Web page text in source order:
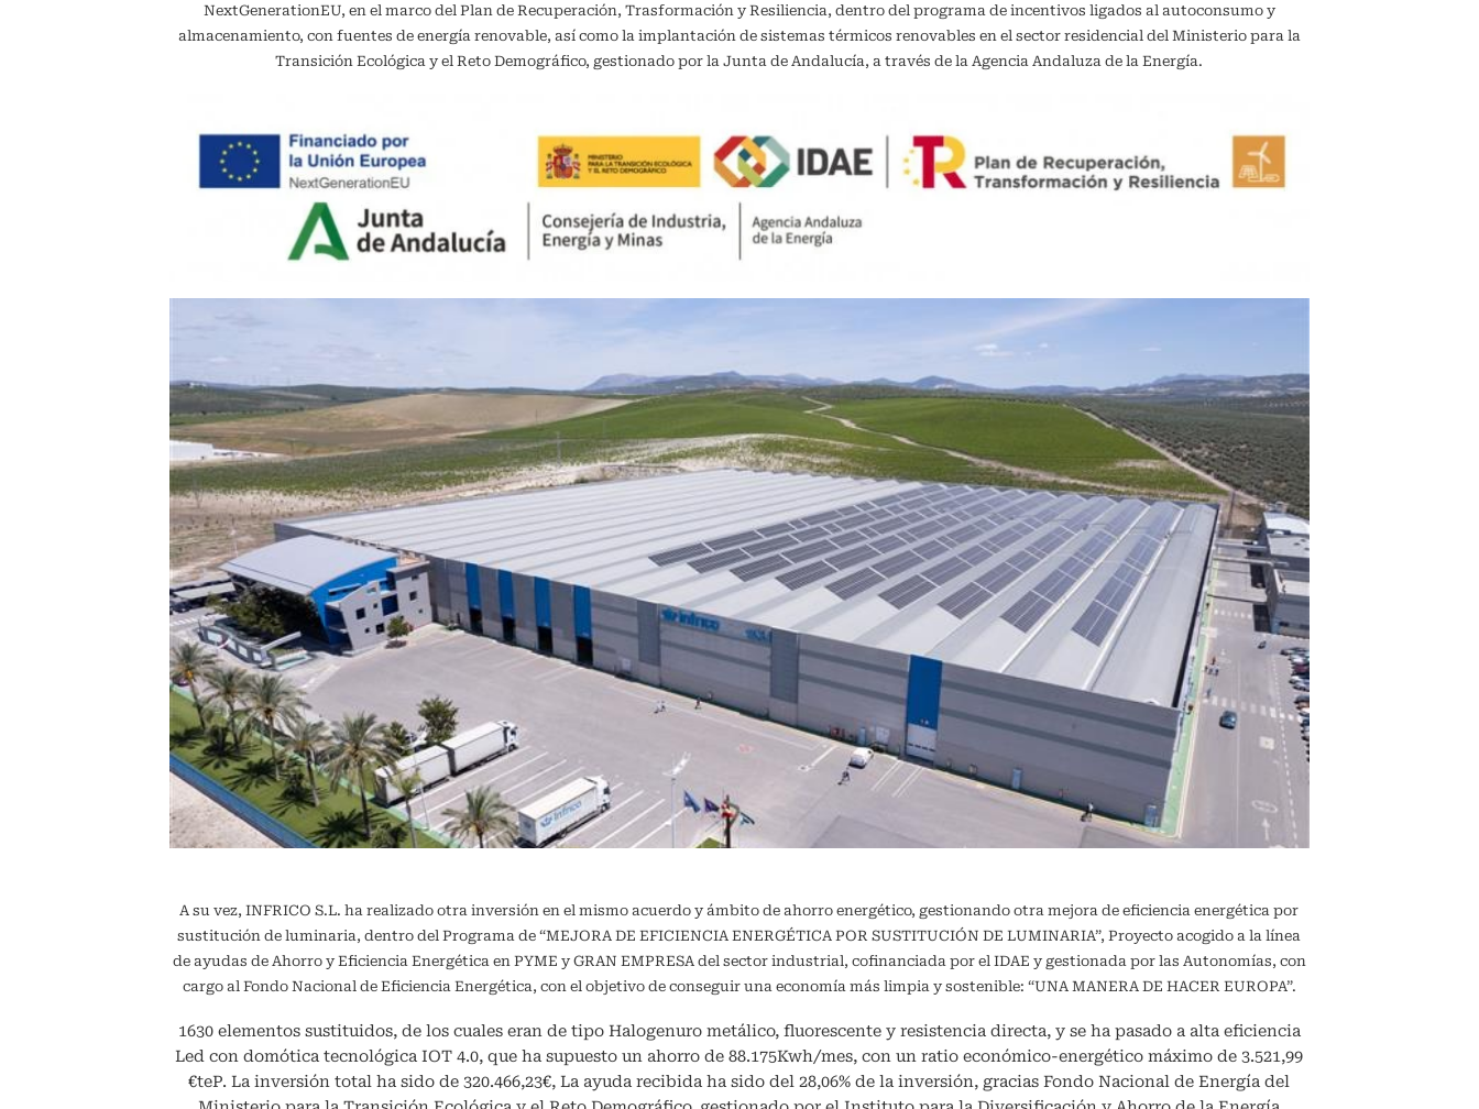
NextGenerationEU, en el marco del Plan de Recuperación, Trasformación y Resiliencia, dentro del programa de incentivos ligados al autoconsumo y
almacenamiento, con fuentes de energía renovable, así como la implantación de sistemas térmicos renovables en el sector residencial del Ministerio para la
Transición Ecológica y el Reto Demográfico, gestionado por la Junta de Andalucía, a través de la Agencia Andaluza de la Energía.
A su vez, INFRICO S.L. ha realizado otra inversión en el mismo acuerdo y ámbito de ahorro energético, gestionando otra mejora de eficiencia energética por
sustitución de luminaria, dentro del Programa de “MEJORA DE EFICIENCIA ENERGÉTICA POR SUSTITUCIÓN DE LUMINARIA”, Proyecto acogido a la línea
de ayudas de Ahorro y Eficiencia Energética en PYME y GRAN EMPRESA del sector industrial, cofinanciada por el IDAE y gestionada por las Autonomías, con
cargo al Fondo Nacional de Eficiencia Energética, con el objetivo de conseguir una economía más limpia y sostenible: “UNA MANERA DE HACER EUROPA”.
1630 elementos sustituidos, de los cuales eran de tipo Halogenuro metálico, fluorescente y resistencia directa, y se ha pasado a alta eficiencia
Led con domótica tecnológica IOT 4.0, que ha supuesto un ahorro de 88.175Kwh/mes, con un ratio económico-energético máximo de 3.521,99
€teP. La inversión total ha sido de 320.466,23€, La ayuda recibida ha sido del 28,06% de la inversión, gracias Fondo Nacional de Energía del